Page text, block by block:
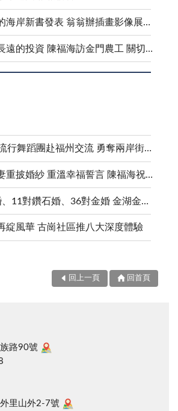
過於寂靜的海岸新書發表 翁翁辦插畫影像展和茶會
教育是最長遠的投資 陳福海訪金門農工 關切食安並盤點校園整建需求
KDC金門流行舞蹈團赴福州交流 勇奪兩岸街舞賽三等獎
金鑽婚夫妻重披婚紗 重溫幸福誓言 陳福海祝福牽手半世紀 情深相守成典範
5對白金婚、11對鑽石婚、36對金婚 金湖金沙夫妻共享榮耀時刻 陳福海表揚金鑽婚夫妻 向半世紀相守家庭典範致敬
綻風華 古崗社區推八大深度體驗
回上一頁 回首頁
路90號
里山外2-7號